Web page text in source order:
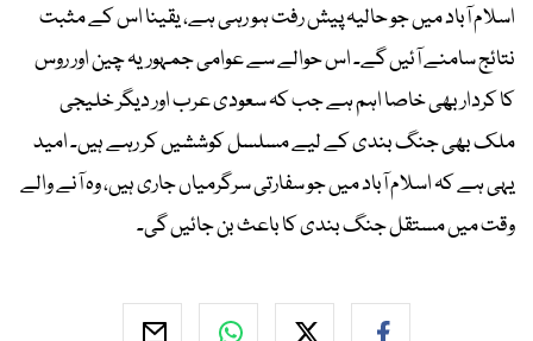
اسلام آباد میں جو حالیہ پیش رفت ہو رہی ہے، یقینا اس کے مثبت
نتائج سامنے آئیں گے۔ اس حوالے سے عوامی جمہوریہ چین اور روس
کا کردار بھی خاصا اہم ہے جب کہ سعودی عرب اور دیگر خلیجی
ملک بھی جنگ بندی کے لیے مسلسل کوششیں کر رہے ہیں۔ امید
یہی ہے کہ اسلام آباد میں جو سفارتی سرگرمیاں جاری ہیں، وہ آنے والے
وقت میں مستقل جنگ بندی کا باعث بن جائیں گی۔